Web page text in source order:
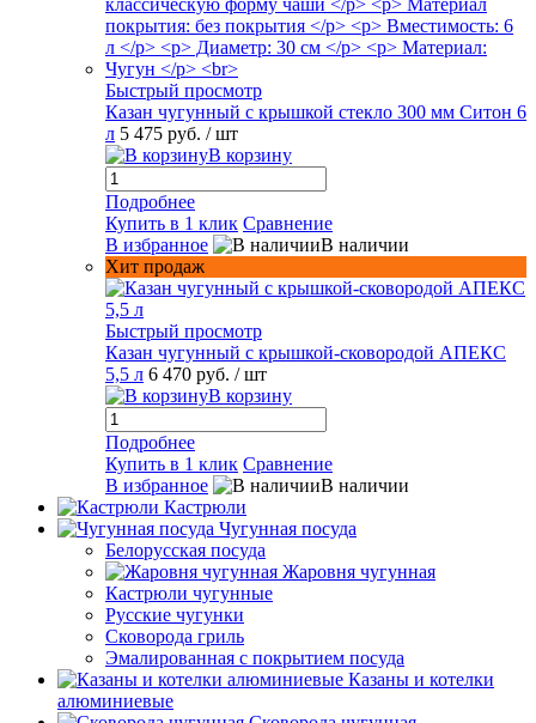
Быстрый просмотр
Казан чугунный с крышкой стекло 300 мм Ситон 6
л 5 475 руб. / шт
В корзину
Подробнее
Купить в 1 клик Сравнение
В избранное
В наличии
Хит продаж
Быстрый просмотр
Казан чугунный с крышкой-сковородой АПЕКС
5,5 л 6 470 руб. / шт
В корзину
Подробнее
Купить в 1 клик Сравнение
В избранное
В наличии
Кастрюли
Чугунная посуда
Белорусская посуда
Жаровня чугунная
Кастрюли чугунные
Русские чугунки
Сковорода гриль
Эмалированная с покрытием посуда
Казаны и котелки
алюминиевые